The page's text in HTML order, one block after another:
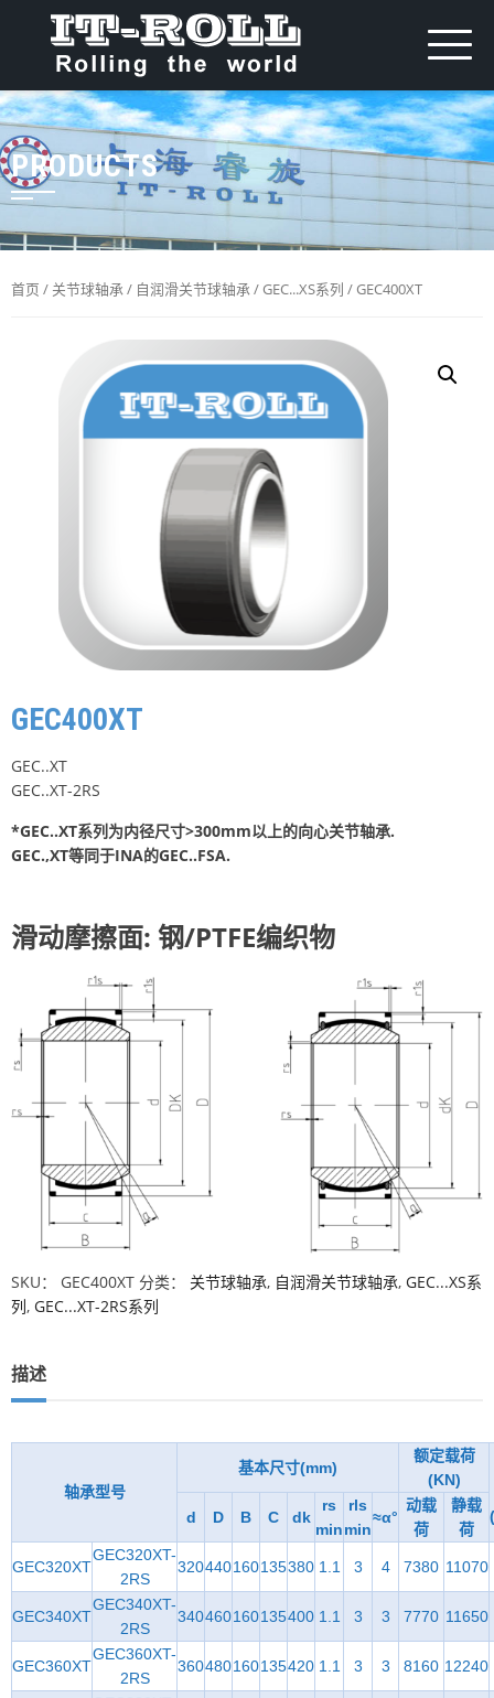
PRODUCTS
首页 / 关节球轴承/ 自润滑关节球轴承/GEC...XS系列 / GEC400XT
GEC400XT
GEC..XT
GEC..XT-2RS
*GEC..XT系列为内径尺寸>300mm以上的向心关节轴承.
GEC.,XT等同于INA的GEC..FSA.
滑动摩擦面: 钢/PTFE编织物
SKU： GEC400XT 分类： 关节球轴承, 自润滑关节球轴承, GEC...XS系
列, GEC...XT-2RS系列
描述
轴承型号
基本尺寸(mm)
额定载荷
(KN)
d D B C dk
rs
min
rls
min
≈α°
动载
荷
静载
荷
GEC320XT
GEC320XT-
2RS
320440160135380 1.1 3 4 7380 11070
GEC340XT
GEC340XT-
2RS
340460160135400 1.1 3 3 7770 11650
GEC360XT
GEC360XT-
2RS
360480160135420 1.1 3 3 8160 12240